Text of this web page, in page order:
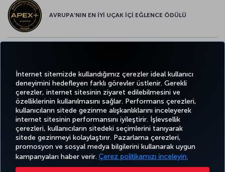
İnternet sitemizde kullandığımız çerezler ideal kullanıcı
deneyimini hedefleyen farklı görevler üstlenir. Gerekli
çerezler, internet sitesinin ziyaret edilebilmesini ve
özelliklerinin kullanılmasını sağlar. Performans çerezleri,
kullanıcıların sitede gezinme alışkanlıklarını inceleyerek
internet sitesinin performansını iyileştirir. İşlevsellik
çerezleri, kullanıcıların sitedeki seçimlerini tanıyarak
sitede gezinmeyi kolaylaştırır. Pazarlama çerezleri,
promosyon ve sosyal medya bilgilerini kullanarak uygun
kampanyaları haber verir. Çerez politikamızı inceleyin.
AVRUPA’NIN EN İYİ UÇAK İÇİ EĞLENCE ÖDÜLÜ
TwitterFacebook
Instagram
YoutubeLinkedIn
TiktokBlogPinterest
BİLET
AL VE
YÖNET
DENEYİM
FIRSATLAR
VE UÇUŞ
NOKTALARI
YARDIM
TURKISH
AIRLINES
HOLIDAYS
MILES&SMILES